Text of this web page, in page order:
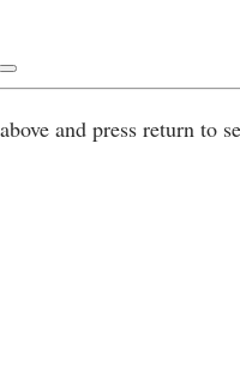
and press return to